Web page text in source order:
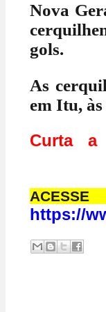
Nova
gols.
As
em Itu,
Curta a
https://